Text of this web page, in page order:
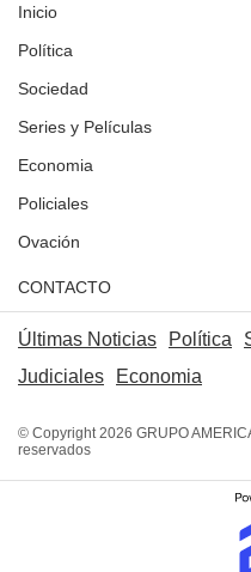
Inicio
Política
Sociedad
Series y Películas
Economia
Policiales
Ovación
CONTACTO
Últimas Noticias Política
Judiciales
Economia
© Copyright 2026 GRUPO
reservados